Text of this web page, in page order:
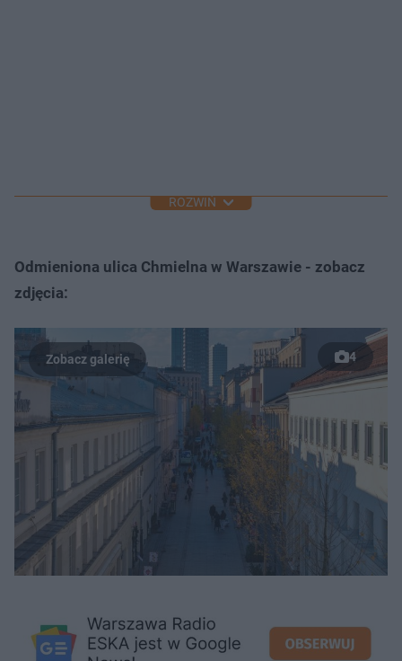
ROZWIŃ
Odmieniona ulica Chmielna w Warszawie - zobacz
zdjęcia:
4